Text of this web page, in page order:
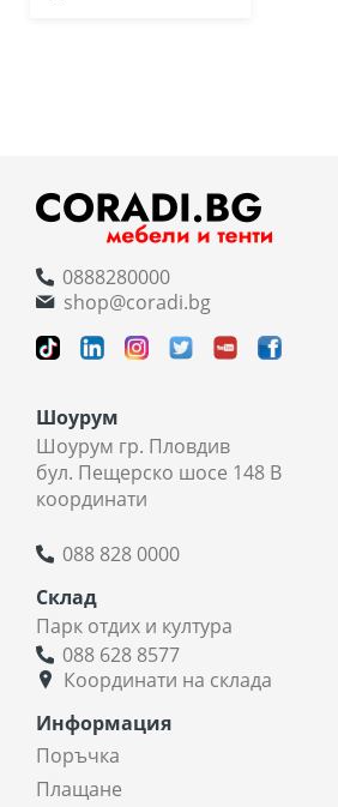
0888280000
shop@coradi.bg
Шоурум
Шоурум гр. Пловдив
бул. Пещерско шосе 148 В
координати
088 828 0000
Склад
Парк отдих и култура
088 628 8577
Координати на склада
Информация
Поръчка
Плащане